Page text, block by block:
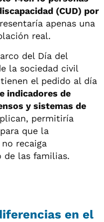
(CUD) por
apenas una
real.
del Día del
la sociedad civil
el pedido al día
indicadores de
y sistemas de
permitiría
que la
recaiga
de las familias.
en el